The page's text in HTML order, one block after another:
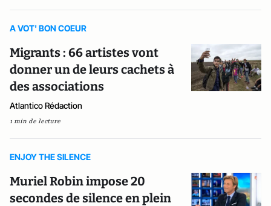
A VOT' BON COEUR
Migrants : 66 artistes vont
donner un de leurs cachets à
des associations
Atlantico Rédaction
1 min de lecture
ENJOY THE SILENCE
Muriel Robin impose 20
secondes de silence en plein